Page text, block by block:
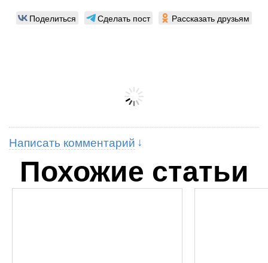
Поделиться Сделать пост Рассказать друзьям
Написать комментарий
Похожие статьи